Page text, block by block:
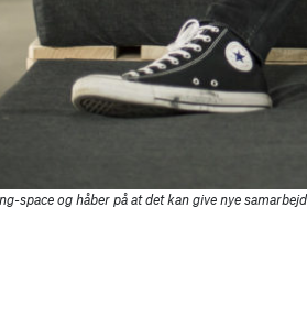
space og håber på at det kan give nye